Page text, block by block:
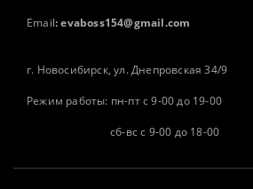
Email: evaboss154@gmail.com
г. Новосибирск, ул. Днепровская 34/9
Режим работы: пн-пт с 9-00 до 19-00
сб-вс с 9-00 до 18-00